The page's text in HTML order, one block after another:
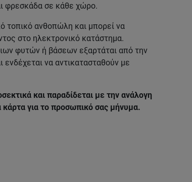
φρεσκάδα σε κάθε χώρο.
τοπικό ανθοπώλη και μπορεί να
στο ηλεκτρονικό κατάστημα.
φυτών ή βάσεων εξαρτάται από την
να αντικατασταθούν με
και παραδίδεται με την ανάλογη
για το προσωπικό σας μήνυμα.